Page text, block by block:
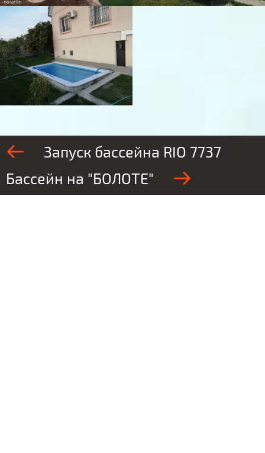
Запуск бассейна RIO 7737
Бассейн на "БОЛОТЕ"